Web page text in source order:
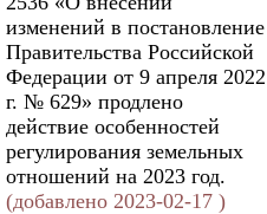
изменений в постановление
Правительства Российской
Федерации от 9 апреля 2022
г. № 629» продлено
действие особенностей
регулирования земельных
отношений на 2023 год.
(добавлено 2023-02-17 )